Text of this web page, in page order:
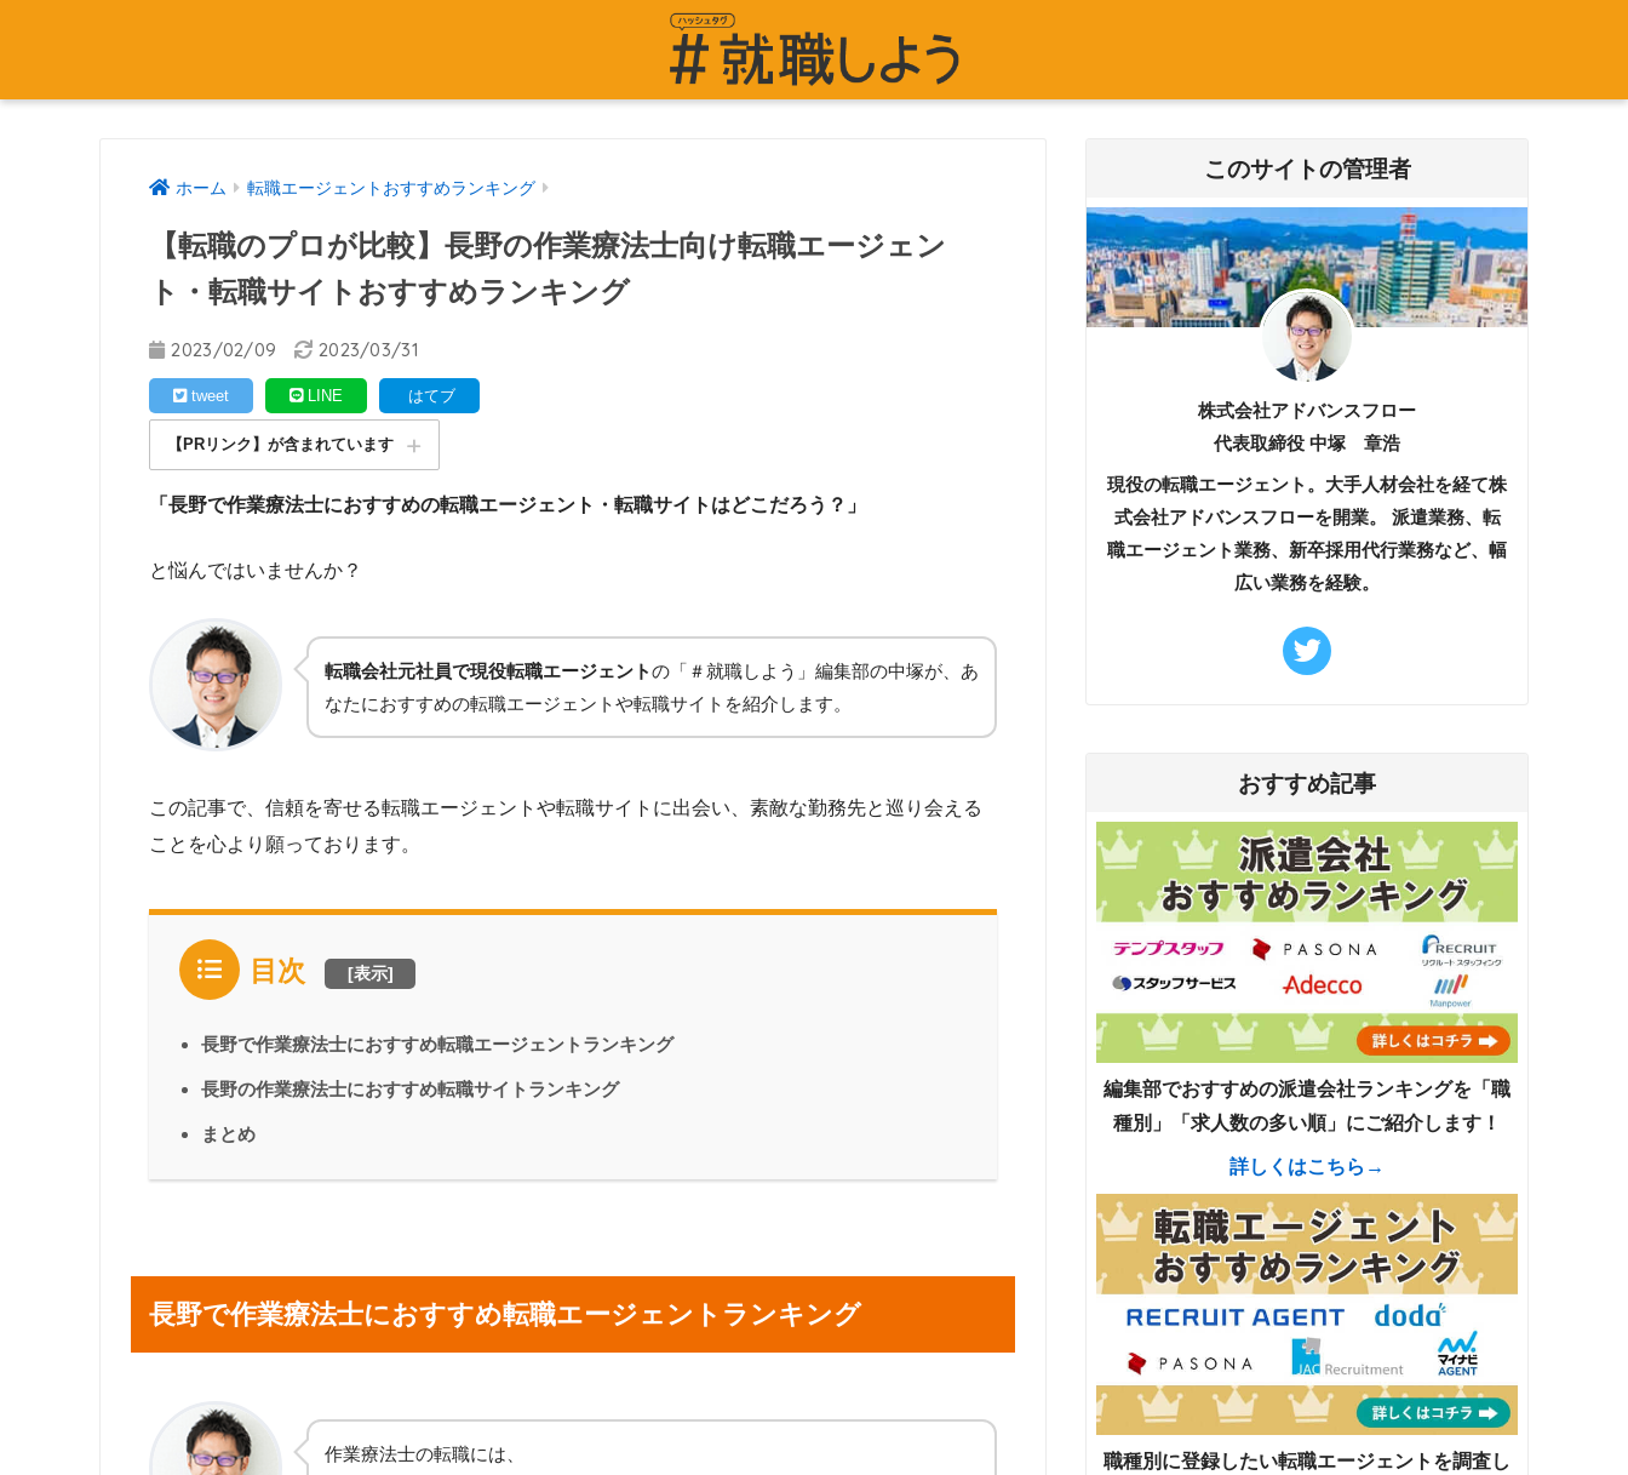
ホーム 転職エージェントおすすめランキング
【転職のプロが比較】長野の作業療法士向け転職エージェン
ト・転職サイトおすすめランキング
2023/02/09 2023/03/31
tweet LINE はてブ
【PRリンク】が含まれています
「長野で作業療法士におすすめの転職エージェント・転職サイトはどこだろう？」
と悩んではいませんか？
転職会社元社員で現役転職エージェントの「＃就職しよう」編集部の中塚が、あ
なたにおすすめの転職エージェントや転職サイトを紹介します。
この記事で、信頼を寄せる転職エージェントや転職サイトに出会い、素敵な勤務先と巡り会える
ことを心より願っております。
目次 [表示]
長野で作業療法士におすすめ転職エージェントランキング
長野の作業療法士におすすめ転職サイトランキング
まとめ
長野で作業療法士におすすめ転職エージェントランキング
作業療法士の転職には、
このサイトの管理者
株式会社アドバンスフロー
代表取締役 中塚 章浩
現役の転職エージェント。大手人材会社を経て株
式会社アドバンスフローを開業。 派遣業務、転
職エージェント業務、新卒採用代行業務など、幅
広い業務を経験。
おすすめ記事
編集部でおすすめの派遣会社ランキングを「職
種別」「求人数の多い順」にご紹介します！
詳しくはこちら→
職種別に登録したい転職エージェントを調査し